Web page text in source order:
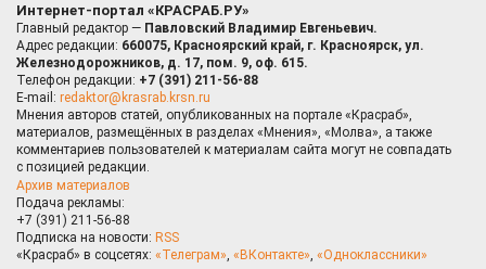
Интернет-портал «КРАСРАБ.РУ»
Главный редактор — Павловский Владимир Евгеньевич.
Адрес редакции: 660075, Красноярский край, г. Красноярск, ул.
Железнодорожников, д. 17, пом. 9, оф. 615.
Телефон редакции: +7 (391) 211-56-88
E-mail: redaktor@krasrab.krsn.ru
Мнения авторов статей, опубликованных на портале «Красраб»,
материалов, размещённых в разделах «Мнения», «Молва», а также
комментариев пользователей к материалам сайта могут не совпадать
с позицией редакции.
Архив материалов
Подача рекламы:
+7 (391) 211-56-88
Подписка на новости: RSS
«Красраб» в соцсетях: «Телеграм», «ВКонтакте», «Одноклассники»